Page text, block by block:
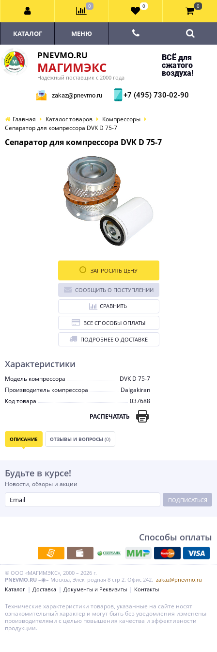
PNEVMO.RU
МАГИМЭКС
Надёжный поставщик с 2000 года
ВСЁ для
сжатого
воздуха!
zakaz@pnevmo.ru +7 (495) 730-02-90
КАТАЛОГ МЕНЮ
Главная Каталог товаров
Компрессоры
Сепаратор для компрессора DVK D 75-7
Сепаратор для компрессора DVK D 75-7
Характеристики
Модель компрессора
DVK D 75-7
Производитель компрессора
Dalgakiran
Код товара
037688
РАСПЕЧАТАТЬ
ЗАПРОСИТЬ ЦЕНУ
СООБЩИТЬ О ПОСТУПЛЕНИИ
СРАВНИТЬ
ВСЕ СПОСОБЫ ОПЛАТЫ
ПОДРОБНЕЕ О ДОСТАВКЕ
ОПИСАНИЕ ОТЗЫВЫ И ВОПРОСЫ (0)
Будьте в курсе!
Новости, обзоры и акции
ПОДПИСАТЬСЯ
Способы оплаты
© ООО «МАГИМЭКС», 2000 – 2026 г.
PNEVMO.RU –◉– Москва, Электродная 8 стр 2. Офис 242. zakaz@pnevmo.ru
Каталог
Доставка Документы и Реквизиты Контакты
0 0 0
Технические характеристики товаров, указанные на сайте носят
ознакомительный характер и могут быть без уведомления изменены
производителями с целью повышения качества и эффективности
продукции.